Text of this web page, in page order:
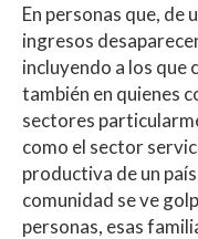
En personas que, de
ingresos
incluyendo a los que
también en quienes
sectores
como el sector
productiva de un
comunidad se ve
personas, esas